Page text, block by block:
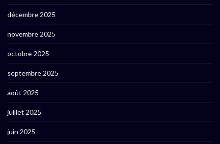
décembre 2025
novembre 2025
octobre 2025
septembre 2025
août 2025
juillet 2025
juin 2025